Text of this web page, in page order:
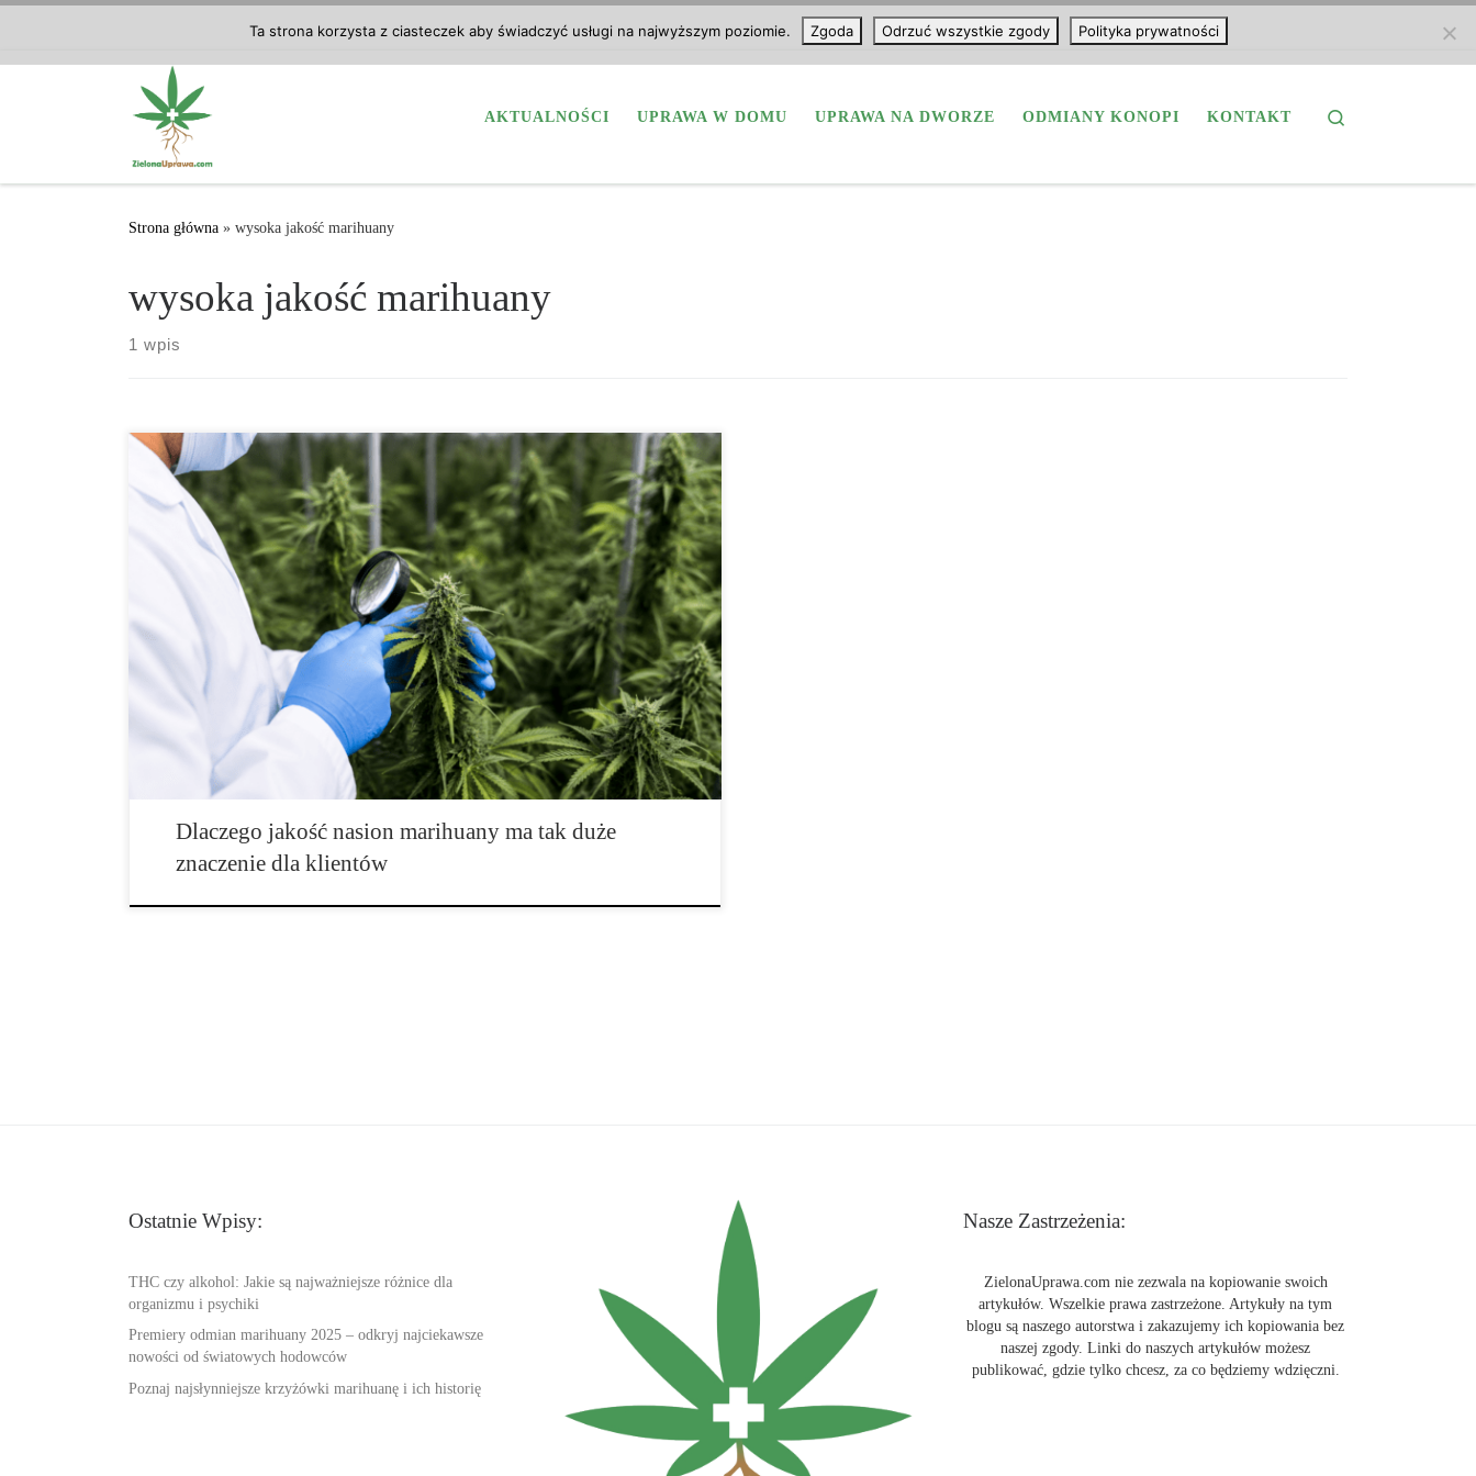
AKTUALNOŚCI UPRAWA W DOMU UPRAWA NA DWORZE ODMIANY KONOPI KONTAKT
Strona główna » wysoka jakość marihuany
wysoka jakość marihuany
1 wpis
Jak firmy utrzymują wysoką jakość nasion marihuany? Jakość nasion marihuany to
jeden z najważniejszych elementów decydujących o wiarygodności producenta, zaufaniu
klientów oraz pozycji marki na rynku konopnym. Profesjonalne firmy nie traktują
nasion jak zwykłego produktu handlowego, lecz jak materiał biologiczny, którego
wartość zależy od wielu powiązanych ze sobą czynników. Znaczenie […]
Dlaczego jakość nasion marihuany ma tak duże
znaczenie dla klientów
Ostatnie Wpisy:
THC czy alkohol: Jakie są najważniejsze różnice dla
organizmu i psychiki
Premiery odmian marihuany 2025 – odkryj najciekawsze
nowości od światowych hodowców
Poznaj najsłynniejsze krzyżówki marihuanę i ich historię
Nasze Zastrzeżenia:
ZielonaUprawa.com nie zezwala na kopiowanie swoich
artykułów. Wszelkie prawa zastrzeżone. Artykuły na tym
blogu są naszego autorstwa i zakazujemy ich kopiowania bez
naszej zgody. Linki do naszych artykułów możesz
publikować, gdzie tylko chcesz, za co będziemy wdzięczni.
Ta strona korzysta z ciasteczek aby świadczyć usługi na najwyższym poziomie. Zgoda Odrzuć wszystkie zgody Polityka prywatności